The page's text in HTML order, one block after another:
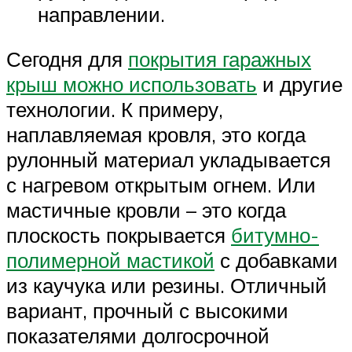
направлении.
Сегодня для покрытия гаражных
крыш можно использовать и другие
технологии. К примеру,
наплавляемая кровля, это когда
рулонный материал укладывается
с нагревом открытым огнем. Или
мастичные кровли – это когда
плоскость покрывается битумно-
полимерной мастикой с добавками
из каучука или резины. Отличный
вариант, прочный с высокими
показателями долгосрочной